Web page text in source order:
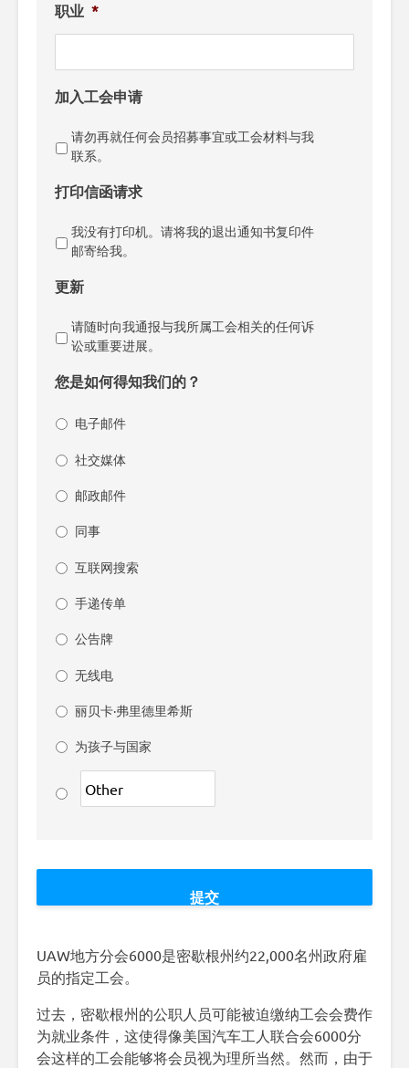
职业 *
加入工会申请
请勿再就任何会员招募事宜或工会材料与我
联系。
打印信函请求
我没有打印机。请将我的退出通知书复印件
邮寄给我。
更新
请随时向我通报与我所属工会相关的任何诉
讼或重要进展。
您是如何得知我们的？
电子邮件
社交媒体
邮政邮件
同事
互联网搜索
手递传单
公告牌
无线电
丽贝卡·弗里德里希斯
为孩子与国家
UAW地方分会6000是密歇根州约22,000名州政府雇
员的指定工会。
过去，密歇根州的公职人员可能被迫缴纳工会会费作
为就业条件，这使得像美国汽车工人联合会6000分
会这样的工会能够将会员视为理所当然。然而，由于